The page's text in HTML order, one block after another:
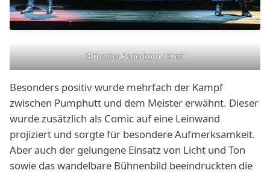
©Theater Paderborn / Kreft
Besonders positiv wurde mehrfach der Kampf
zwischen Pumphutt und dem Meister erwähnt. Dieser
wurde zusätzlich als Comic auf eine Leinwand
projiziert und sorgte für besondere Aufmerksamkeit.
Aber auch der gelungene Einsatz von Licht und Ton
sowie das wandelbare Bühnenbild beeindruckten die